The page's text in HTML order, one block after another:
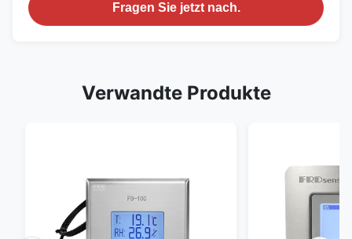
Fragen Sie jetzt nach.
Verwandte Produkte